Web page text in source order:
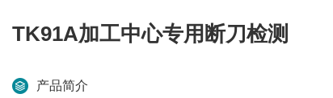
TK91A加工中心专用断刀检测
产品简介